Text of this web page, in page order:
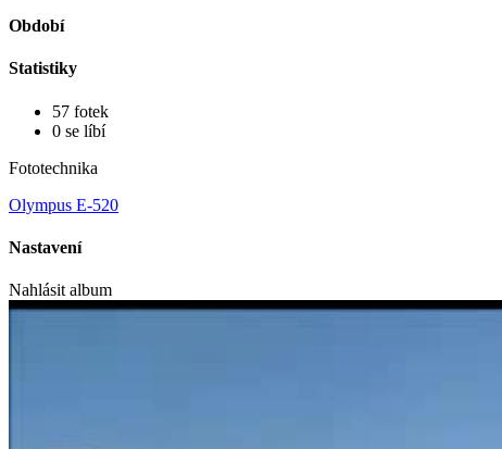
Období
Statistiky
57 fotek
0 se líbí
Fototechnika
Olympus E-520
Nastavení
Nahlásit album